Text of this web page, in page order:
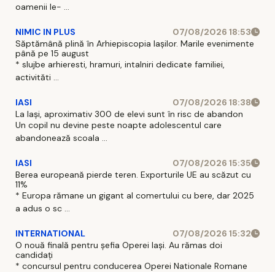
oamenii le- ...
NIMIC IN PLUS
07/08/2026 18:53
Săptămână plină în Arhiepiscopia Iașilor. Marile evenimente
până pe 15 august
* slujbe arhieresti, hramuri, intalniri dedicate familiei,
activităti ...
IASI
07/08/2026 18:38
La Iași, aproximativ 300 de elevi sunt în risc de abandon
Un copil nu devine peste noapte adolescentul care
abandonează scoala ...
IASI
07/08/2026 15:35
Berea europeană pierde teren. Exporturile UE au scăzut cu
11%
* Europa rămane un gigant al comertului cu bere, dar 2025
a adus o sc ...
INTERNATIONAL
07/08/2026 15:32
O nouă finală pentru șefia Operei Iași. Au rămas doi
candidați
* concursul pentru conducerea Operei Nationale Romane